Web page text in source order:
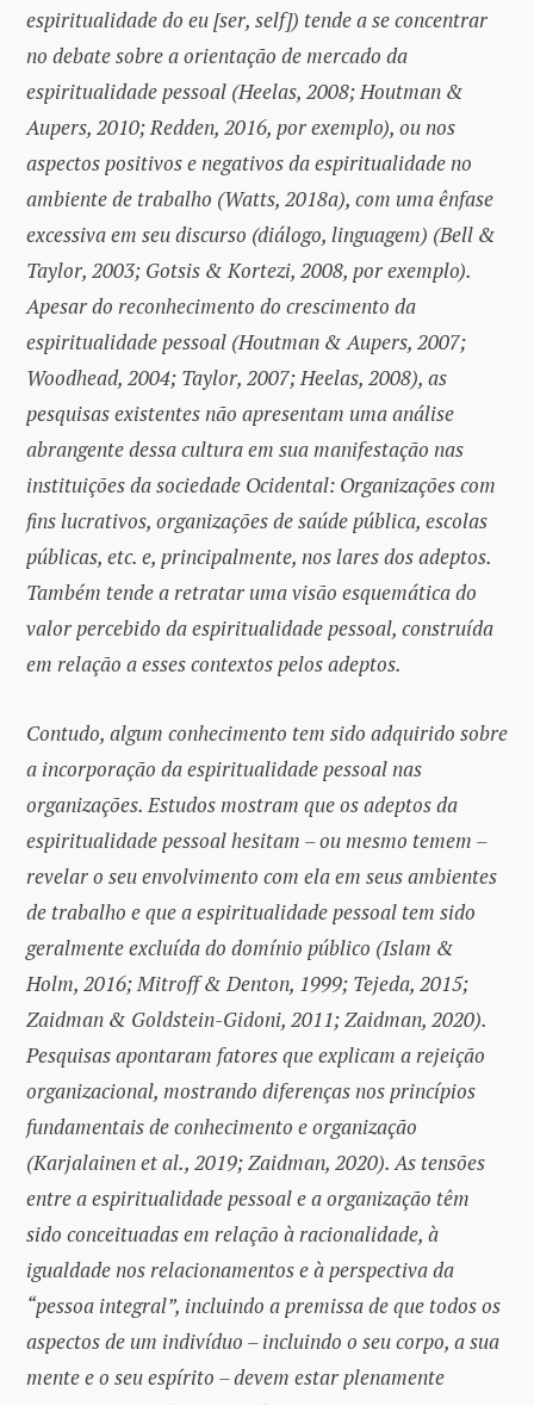
espiritualidade do eu [ser, self]) tende a se concentrar
no debate sobre a orientação de mercado da
espiritualidade pessoal (Heelas, 2008; Houtman &
Aupers, 2010; Redden, 2016, por exemplo), ou nos
aspectos positivos e negativos da espiritualidade no
ambiente de trabalho (Watts, 2018a), com uma ênfase
excessiva em seu discurso (diálogo, linguagem) (Bell &
Taylor, 2003; Gotsis & Kortezi, 2008, por exemplo).
Apesar do reconhecimento do crescimento da
espiritualidade pessoal (Houtman & Aupers, 2007;
Woodhead, 2004; Taylor, 2007; Heelas, 2008), as
pesquisas existentes não apresentam uma análise
abrangente dessa cultura em sua manifestação nas
instituições da sociedade Ocidental: Organizações com
fins lucrativos, organizações de saúde pública, escolas
públicas, etc. e, principalmente, nos lares dos adeptos.
Também tende a retratar uma visão esquemática do
valor percebido da espiritualidade pessoal, construída
em relação a esses contextos pelos adeptos.
Contudo, algum conhecimento tem sido adquirido sobre
a incorporação da espiritualidade pessoal nas
organizações. Estudos mostram que os adeptos da
espiritualidade pessoal hesitam – ou mesmo temem –
revelar o seu envolvimento com ela em seus ambientes
de trabalho e que a espiritualidade pessoal tem sido
geralmente excluída do domínio público (Islam &
Holm, 2016; Mitroff & Denton, 1999; Tejeda, 2015;
Zaidman & Goldstein-Gidoni, 2011; Zaidman, 2020).
Pesquisas apontaram fatores que explicam a rejeição
organizacional, mostrando diferenças nos princípios
fundamentais de conhecimento e organização
(Karjalainen et al., 2019; Zaidman, 2020). As tensões
entre a espiritualidade pessoal e a organização têm
sido conceituadas em relação à racionalidade, à
igualdade nos relacionamentos e à perspectiva da
“pessoa integral”, incluindo a premissa de que todos os
aspectos de um indivíduo – incluindo o seu corpo, a sua
mente e o seu espírito – devem estar plenamente